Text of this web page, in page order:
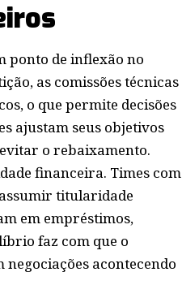
ponto de inflexão no
as comissões técnicas
o que permite decisões
ajustam seus objetivos
o rebaixamento.
financeira. Times com
titularidade
em empréstimos,
faz com que o
acontecendo